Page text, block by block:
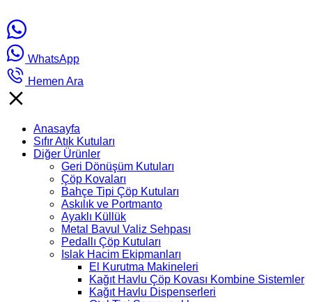
WhatsApp
Hemen Ara
Anasayfa
Sıfır Atık Kutuları
Diğer Ürünler
Geri Dönüşüm Kutuları
Çöp Kovaları
Bahçe Tipi Çöp Kutuları
Askılık ve Portmanto
Ayaklı Küllük
Metal Bavul Valiz Sehpası
Pedallı Çöp Kutuları
Islak Hacim Ekipmanları
El Kurutma Makineleri
Kağıt Havlu Çöp Kovası Kombine Sistemler
Kağıt Havlu Dispenserleri